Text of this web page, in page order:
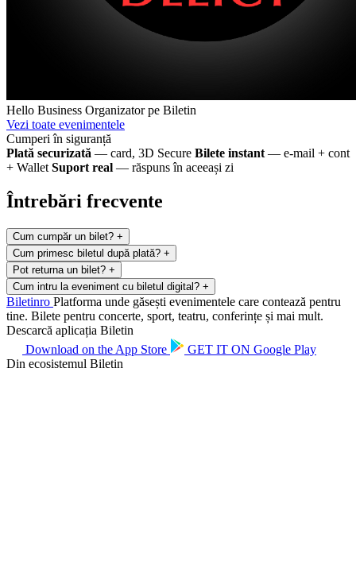
Hello Business Organizator pe Biletin
Vezi toate evenimentele
Cumperi în siguranță
Plată securizată — card, 3D Secure Bilete instant — e-mail + cont
+ Wallet Suport real — răspuns în aceeași zi
Întrebări frecvente
Cum cumpăr un bilet? +
Cum primesc biletul după plată? +
Pot returna un bilet? +
Cum intru la eveniment cu biletul digital? +
Biletinro Platforma unde găsești evenimentele care contează pentru
tine. Bilete pentru concerte, sport, teatru, conferințe și mai mult.
Descarcă aplicația Biletin
Download on the App Store GET IT ON Google Play
Din ecosistemul Biletin